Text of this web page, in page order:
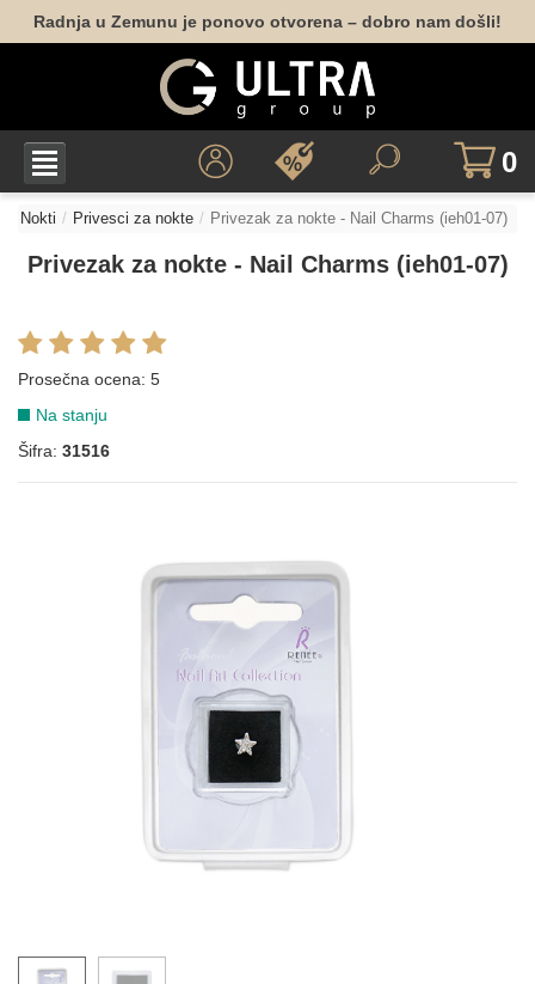
Radnja u Zemunu je ponovo otvorena – dobro nam došli!
0
Nokti Privesci za nokte Privezak za nokte - Nail Charms (ieh01-07)
Privezak za nokte - Nail Charms (ieh01-07)
Prosečna ocena: 5
Na stanju
Šifra: 31516